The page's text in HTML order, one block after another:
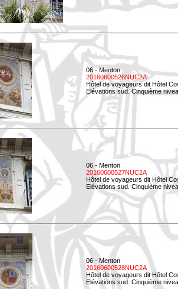
06 - Menton
20160600526NUC2A
Hôtel de voyageurs dit Hôtel
Elévations sud. Cinquième
06 - Menton
20160600527NUC2A
Hôtel de voyageurs dit Hôtel
Elévations sud. Cinquième
06 - Menton
20160600528NUC2A
Hôtel de voyageurs dit Hôtel
Elévations sud. Cinquième